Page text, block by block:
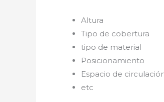
Altura
Tipo de cobertura
tipo de material
Posicionamiento
Espacio de
etc